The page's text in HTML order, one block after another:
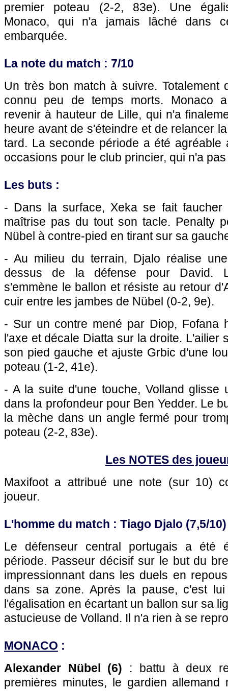
premier poteau (2-2, 83e). Une
Monaco, qui n'a jamais lâché dans
embarquée.
La note du match : 7/10
Un très bon match à suivre. Totalement
connu peu de temps morts. Monaco
revenir à hauteur de Lille, qui n'a
heure avant de s'éteindre et de relancer
tard. La seconde période a été agréable
occasions pour le club princier, qui n'a
Les buts :
- Dans la surface, Xeka se fait faucher
maîtrise pas du tout son tacle. Penalty
Nübel à contre-pied en tirant sur sa
- Au milieu du terrain, Djalo réalise
dessus de la défense pour David.
s'emmène le ballon et résiste au retour
cuir entre les jambes de Nübel (0-2, 9e).
- Sur un contre mené par Diop, Fofana
l'axe et décale Diatta sur la droite. L'ailier
son pied gauche et ajuste Grbic d'une
poteau (1-2, 41e).
- A la suite d'une touche, Volland glisse
dans la profondeur pour Ben Yedder. Le
la mèche dans un angle fermé pour
poteau (2-2, 83e).
Les NOTES des
Maxifoot a attribué une note (sur 10)
joueur.
L'homme du match : Tiago Djalo (7,5/10)
Le défenseur central portugais a été
période. Passeur décisif sur le but du
impressionnant dans les duels en
dans sa zone. Après la pause, c'est
l'égalisation en écartant un ballon sur sa
astucieuse de Volland. Il n'a rien à se
MONACO :
Alexander Nübel (6) : battu à deux
premières minutes, le gardien allemand